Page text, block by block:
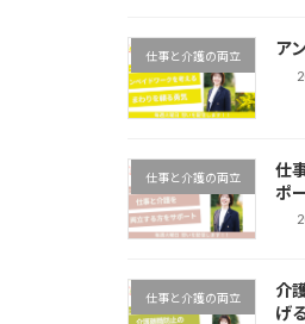
仕事と介護の両立 ア
仕事と介護の両立
仕
ポ
仕事と介護の両立
介
げ